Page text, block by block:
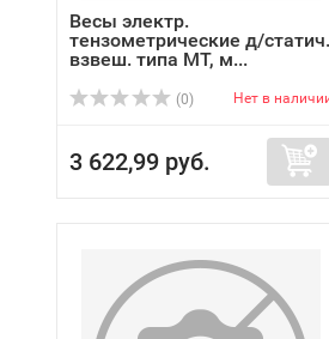
Весы электр.
тензометрические д/статич.
взвеш. типа МТ, м...
(0) Нет в
3 622,99 руб.